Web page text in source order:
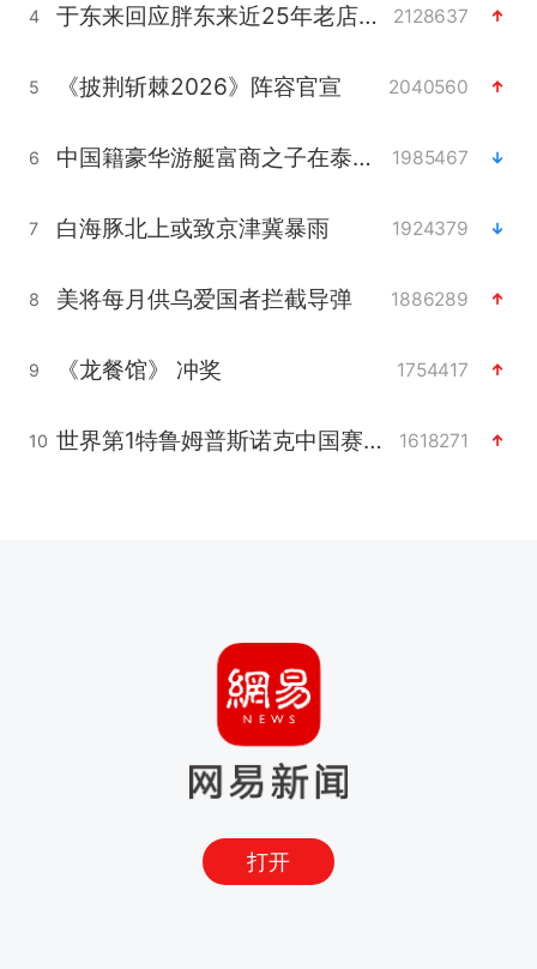
4 于东来回应胖东来近25年老店年底关闭 2128637
5 《披荆斩棘2026》阵容官宣 2040560
6 中国籍豪华游艇富商之子在泰国被杀 1985467
7 白海豚北上或致京津冀暴雨 1924379
8 美将每月供乌爱国者拦截导弹 1886289
9 《龙餐馆》 冲奖 1754417
10 世界第1特鲁姆普斯诺克中国赛一轮游 1618271
打开